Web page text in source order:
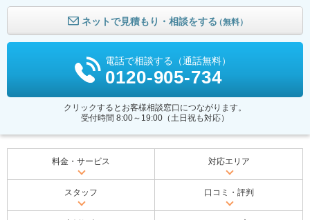
ネットで見積もり・相談をする（無料）
電話で相談する（通話無料）
0120-905-734
クリックするとお客様相談窓口につながります。
受付時間 8:00～19:00（土日祝も対応）
料金・サービス 対応エリア
スタッフ 口コミ・評判